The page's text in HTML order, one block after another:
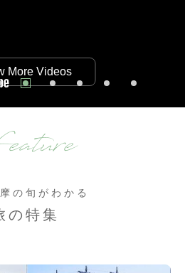
ませんぐう
サイト
More Videos
の旬がわかる
の特集